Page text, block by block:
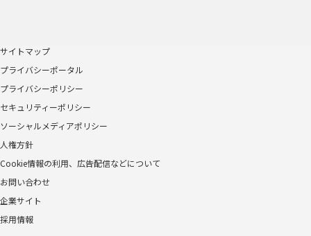
サイトマップ
プライバシーポータル
プライバシーポリシー
セキュリティーポリシー
ソーシャルメディアポリシー
人権方針
Cookie情報の利用、広告配信などについて
お問い合わせ
企業サイト
採用情報